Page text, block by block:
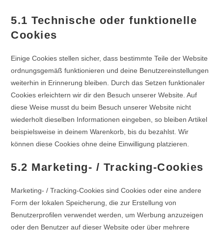
5.1 Technische oder funktionelle
Cookies
Einige Cookies stellen sicher, dass bestimmte Teile der Website
ordnungsgemäß funktionieren und deine Benutzereinstellungen
weiterhin in Erinnerung bleiben. Durch das Setzen funktionaler
Cookies erleichtern wir dir den Besuch unserer Website. Auf
diese Weise musst du beim Besuch unserer Website nicht
wiederholt dieselben Informationen eingeben, so bleiben Artikel
beispielsweise in deinem Warenkorb, bis du bezahlst. Wir
können diese Cookies ohne deine Einwilligung platzieren.
5.2 Marketing- / Tracking-Cookies
Marketing- / Tracking-Cookies sind Cookies oder eine andere
Form der lokalen Speicherung, die zur Erstellung von
Benutzerprofilen verwendet werden, um Werbung anzuzeigen
oder den Benutzer auf dieser Website oder über mehrere